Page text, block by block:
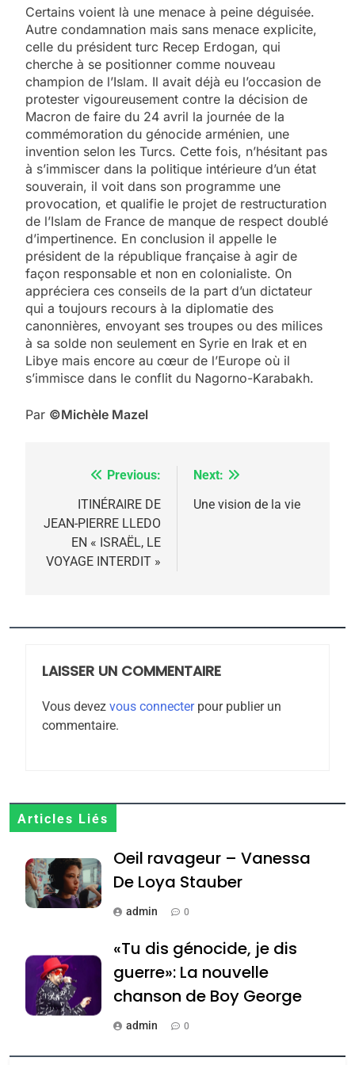
Certains voient là une menace à peine déguisée.
Autre condamnation mais sans menace explicite,
celle du président turc Recep Erdogan, qui
cherche à se positionner comme nouveau
champion de l’Islam. Il avait déjà eu l’occasion de
protester vigoureusement contre la décision de
Macron de faire du 24 avril la journée de la
commémoration du génocide arménien, une
invention selon les Turcs. Cette fois, n’hésitant pas
à s’immiscer dans la politique intérieure d’un état
souverain, il voit dans son programme une
provocation, et qualifie le projet de restructuration
de l’Islam de France de manque de respect doublé
d’impertinence. En conclusion il appelle le
président de la république française à agir de
façon responsable et non en colonialiste. On
appréciera ces conseils de la part d’un dictateur
qui a toujours recours à la diplomatie des
canonnières, envoyant ses troupes ou des milices
à sa solde non seulement en Syrie en Irak et en
Libye mais encore au cœur de l’Europe où il
s’immisce dans le conflit du Nagorno-Karabakh.
Par ©Michèle Mazel
Navigation
l’article
Previous:
ITINÉRAIRE DE
JEAN-PIERRE LLEDO
EN « ISRAËL, LE
VOYAGE INTERDIT »
Next:
Une vision de la vie
LAISSER UN COMMENTAIRE
Vous devez vous connecterpour publier un
commentaire.
Articles Liés
Oeil ravageur – Vanessa
De Loya Stauber
admin 0
«Tu dis génocide, je dis
guerre»: La nouvelle
chanson de Boy George
admin 0
2025, l’année la plus
rapport d’ADL contre
FRANCE ISRAÉL
6
Zrihen-Dvir
7
Jacques Hadida
JUDAISME
Maroc : Les amandes de
Tafraout, le miel de Tadla
Azilal consacrés produits
du terroir